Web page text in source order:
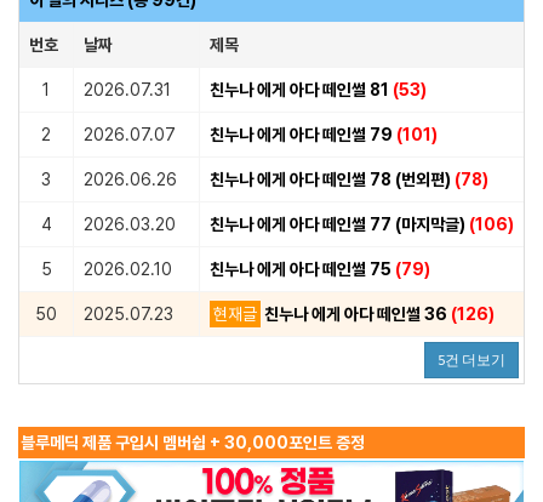
번호 날짜 제목
1 2026.07.31 친누나 에게 아다 떼인썰 81 (53)
2 2026.07.07 친누나 에게 아다 떼인썰 79 (101)
3 2026.06.26 친누나 에게 아다 떼인썰 78 (번외편) (78)
4 2026.03.20 친누나 에게 아다 떼인썰 77 (마지막글) (106)
5 2026.02.10 친누나 에게 아다 떼인썰 75 (79)
50 2025.07.23 현재글 친누나 에게 아다 떼인썰 36 (126)
5건 더보기
블루메딕 제품 구입시 멤버쉽 + 30,000포인트 증정